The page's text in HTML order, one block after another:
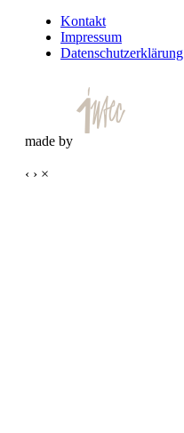
Kontakt
Impressum
Datenschutzerklärung
made by
‹ › ×